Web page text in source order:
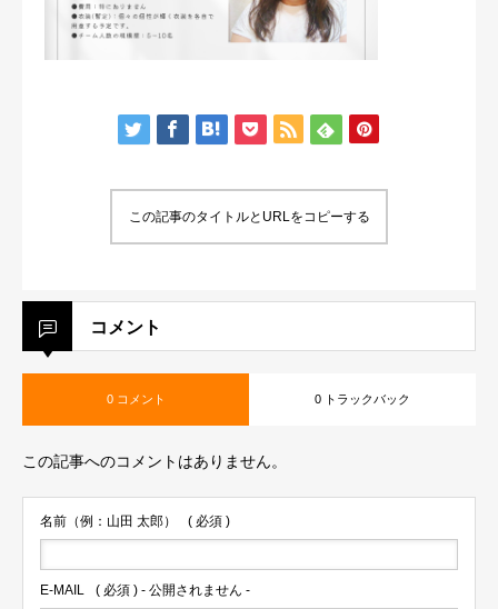
この記事のタイトルとURLをコピーする
コメント
0 コメント 0 トラックバック
この記事へのコメントはありません。
名前（例：山田 太郎） ( 必須 )
E-MAIL ( 必須 ) - 公開されません -